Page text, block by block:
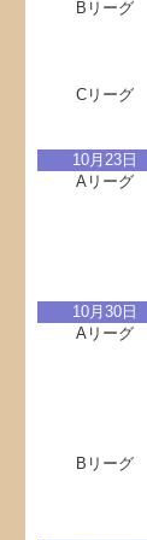
Bリーグ
Cリーグ
10月23日
Aリーグ
10月30日
Aリーグ
Bリーグ